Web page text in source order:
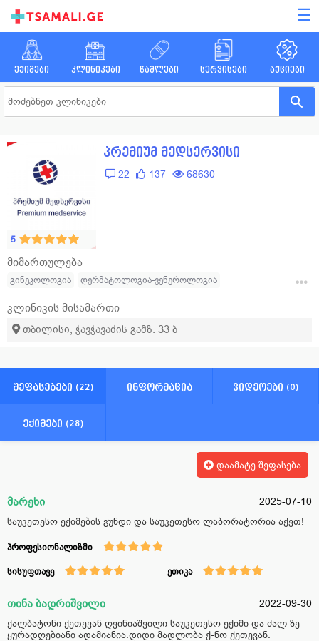
☰
ექიმები კლინიკები წამლები სერვისები აქციები
5
პრემიუმ მედსერვისი
22 137 68630
მიმართულება
გინეკოლოგია
დერმატოლოგია-ვენეროლოგია
ოფთალმოლოგია
პედიატრია
კლინიკის მისამართი
თბილისი, ჭავჭავაძის გამზ. 33 ბ
შეფასებები (22) ინფორმაცია ვიდეოები (0)
ექიმები (28)
დაამატე შეფასება
მარეხი
2025-07-10
საუკეთესო ექიმების გუნდი და საუკეთესო ლაბორატორია აქვთ!
პროფესიონალიზმი
სისუფთავე ეთიკა
თინა ბადრიშვილი
2022-09-30
ქალბატონი ქეთევან ღვინიაშვილი საუკეთესო ექიმი და ძალ ზე
ყურადღებიანი ადამიანია.დიდი მადლობა ქ-ნო ქეთევან.